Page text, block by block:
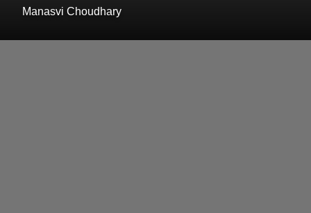
Manasvi Choudhary